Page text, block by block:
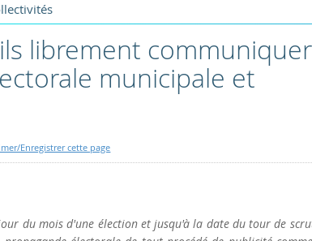
librement communiquer
municipale et
Enregistrer cette page
du mois d'une élection et jusqu'à la date du tour de